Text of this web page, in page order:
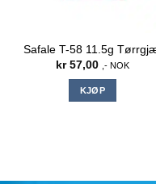
Safale T-58 11.5g
kr57,00 ,- NOK
KJØP